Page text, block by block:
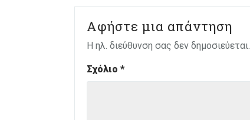
Αφήστε μια απάντηση
Η ηλ. διεύθυνση σας δεν δημοσιεύεται.
Σχόλιο *